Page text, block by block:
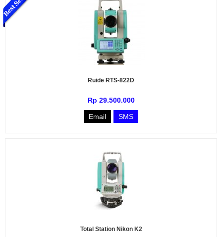
Ruide RTS-822D
Rp 29.500.000
Email SMS
Total Station Nikon K2